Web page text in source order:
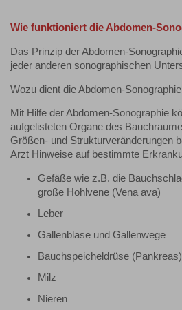
Wie funktioniert die Abdomen-
Das Prinzip der Abdomen-
jeder anderen sonographischen
Wozu dient die Abdomen-
Mit Hilfe der Abdomen-Sonographie
aufgelisteten Organe des
Größen- und Strukturveränderungen
Arzt Hinweise auf bestimmte
Gefäße wie z.B. die
große Hohlvene (Vena ava)
Leber
Gallenblase und Gallenwege
Bauchspeicheldrüse (Pankreas)
Milz
Nieren